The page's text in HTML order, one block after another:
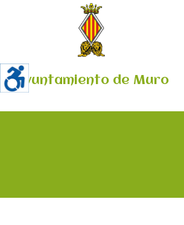
Ayuntamiento de Muro